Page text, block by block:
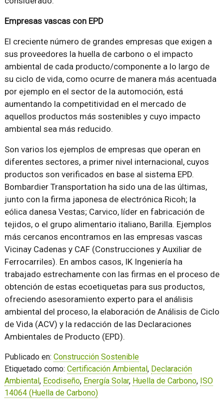
Empresas vascas con EPD
El creciente número de grandes empresas que exigen a
sus proveedores la huella de carbono o el impacto
ambiental de cada producto/componente a lo largo de
su ciclo de vida, como ocurre de manera más acentuada
por ejemplo en el sector de la automoción, está
aumentando la competitividad en el mercado de
aquellos productos más sostenibles y cuyo impacto
ambiental sea más reducido.
Son varios los ejemplos de empresas que operan en
diferentes sectores, a primer nivel internacional, cuyos
productos son verificados en base al sistema EPD.
Bombardier Transportation ha sido una de las últimas,
junto con la firma japonesa de electrónica Ricoh; la
eólica danesa Vestas; Carvico, líder en fabricación de
tejidos, o el grupo alimentario italiano, Barilla. Ejemplos
más cercanos encontramos en las empresas vascas
Vicinay Cadenas y CAF (Construcciones y Auxiliar de
Ferrocarriles). En ambos casos, IK Ingeniería ha
trabajado estrechamente con las firmas en el proceso de
obtención de estas ecoetiquetas para sus productos,
ofreciendo asesoramiento experto para el análisis
ambiental del proceso, la elaboración de Análisis de Ciclo
de Vida (ACV) y la redacción de las Declaraciones
Ambientales de Producto (EPD).
Publicado en: Construcción Sostenible
Etiquetado como: Certificación Ambiental, Declaración
Ambiental, Ecodiseño, Energía Solar, Huella de Carbono, ISO
14064 (Huella de Carbono)